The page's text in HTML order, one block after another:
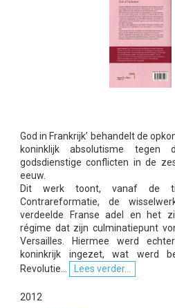
God in Frankrijk’ behandelt de
koninklijk absolutisme
godsdienstige conflicten in de
eeuw.
Dit werk toont, vanaf de
Contrareformatie, de
verdeelde Franse adel en het
régime dat zijn culminatiepunt
Versailles. Hiermee werd
koninkrijk ingezet, wat werd
Revolutie...
Lees verder...
2012